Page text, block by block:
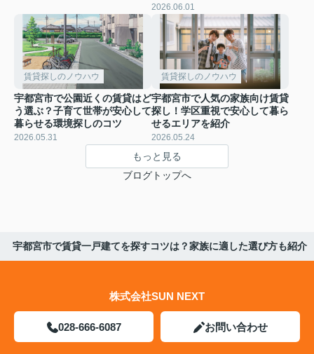
2026.06.01
賃貸探しのノウハウ
宇都宮市で公園近くの賃貸はど
う選ぶ？子育て世帯が安心して
暮らせる環境探しのコツ
2026.05.31
賃貸探しのノウハウ
宇都宮市で人気の家族向け賃貸
探し！学区重視で安心して暮ら
せるエリアを紹介
2026.05.24
もっと見る
ブログトップへ
宇都宮市で賃貸一戸建てを探すコツは？家族に適した選び方も紹介
株式会社SUN NEXT
028-666-6087 お問い合わせ